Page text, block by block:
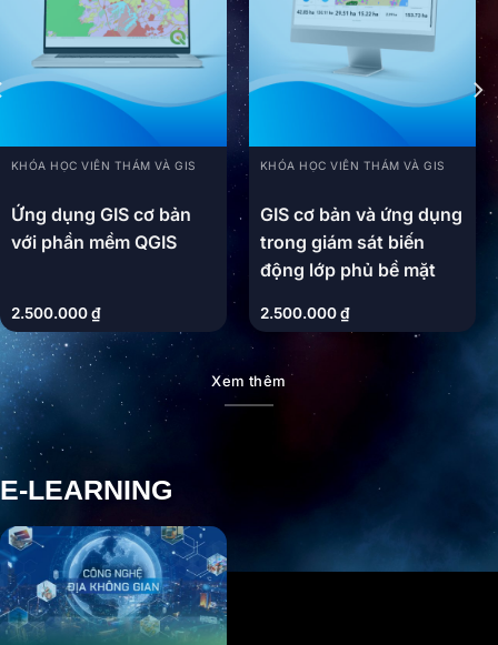
KHÓA HỌC VIỄN THÁM VÀ GIS
Ứng dụng GIS cơ bản
với phần mềm QGIS
2.500.000₫
KHÓA HỌC VIỄN THÁM VÀ GIS
GIS cơ bản và ứng dụng
trong giám sát biến
động lớp phủ bề mặt
2.500.000₫
Xem thêm
E-LEARNING